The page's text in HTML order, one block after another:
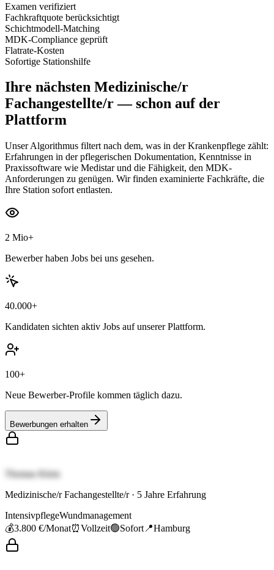
Examen verifiziert
Fachkraftquote berücksichtigt
Schichtmodell-Matching
MDK-Compliance geprüft
Flatrate-Kosten
Sofortige Stationshilfe
Ihre nächsten Medizinische/r
Fachangestellte/r— schon auf der
Plattform
Unser Algorithmus filtert nach dem, was in der Krankenpflege zählt:
Erfahrungen in der pflegerischen Dokumentation, Kenntnisse in
Praxissoftware wie Medistar und die Fähigkeit, den MDK-
Anforderungen zu genügen. Wir finden examinierte Fachkräfte, die
Ihre Station sofort entlasten.
2 Mio+
Bewerber haben Jobs bei uns gesehen.
40.000+
Kandidaten sichten aktiv Jobs auf unserer Plattform.
100+
Neue Bewerber-Profile kommen täglich dazu.
Bewerbungen erhalten
Thomas Klein
Medizinische/r Fachangestellte/r· 5 Jahre Erfahrung
IntensivpflegeWundmanagement
💰3.800 €/Monat⏰Vollzeit🟢Sofort 📍Hamburg